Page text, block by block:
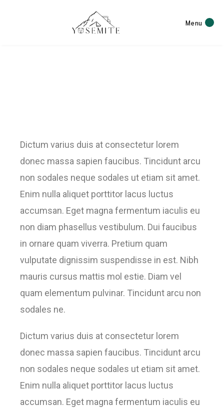
Menu
Dictum varius duis at consectetur lorem
donec massa sapien faucibus. Tincidunt arcu
non sodales neque sodales ut etiam sit amet.
Enim nulla aliquet porttitor lacus luctus
accumsan. Eget magna fermentum iaculis eu
non diam phasellus vestibulum. Dui faucibus
in ornare quam viverra. Pretium quam
vulputate dignissim suspendisse in est. Nibh
mauris cursus mattis mol estie. Diam vel
quam elementum pulvinar. Tincidunt arcu non
sodales ne.
Dictum varius duis at consectetur lorem
donec massa sapien faucibus. Tincidunt arcu
non sodales neque sodales ut etiam sit amet.
Enim nulla aliquet porttitor lacus luctus
accumsan. Eget magna fermentum iaculis eu